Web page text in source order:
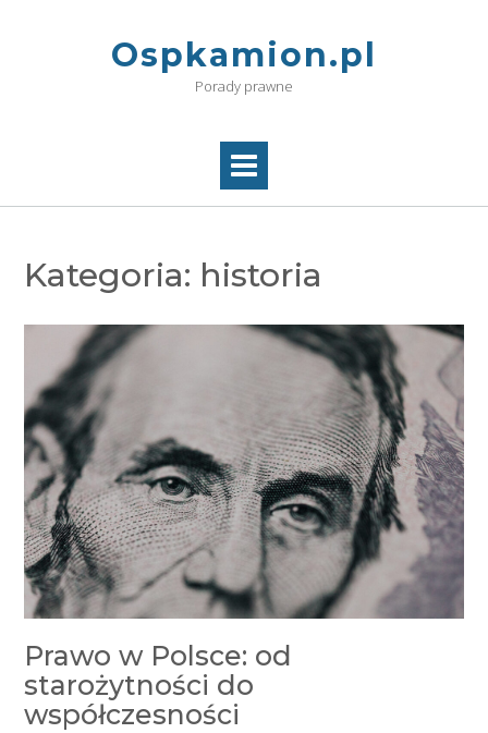
Ospkamion.pl
Porady prawne
Kategoria: historia
Prawo w Polsce: od
starożytności do
współczesności